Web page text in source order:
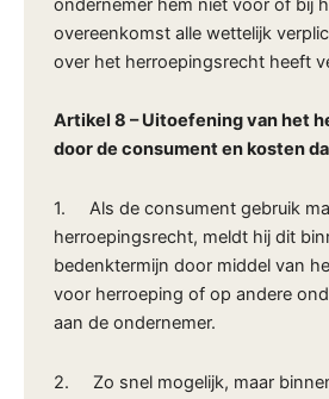
ondernemer hem niet voor of bij
overeenkomst alle wettelijk
over het herroepingsrecht heeft
Artikel 8 –Uitoefening van het
door de consument en kosten
1. Als de consument gebruik
herroepingsrecht, meldt hij dit
bedenktermijn door middel van
voor herroeping of op andere
aan de ondernemer.
2. Zo snel mogelijk, maar